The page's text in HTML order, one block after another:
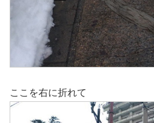
ここを右に折れて